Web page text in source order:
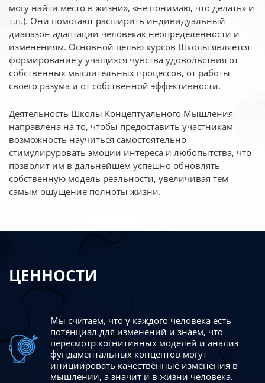
могу найти место в жизни», «не понимаю, что делать» и
т.п.). Они помогают расширить индивидуальный
диапазон адаптации человекак неопределенности и
изменениям. Основной целью курсов Школы является
формирование у учащихся чувства удовольствия от
собственных мыслительных процессов, от работы
своего разума и от собственной эффективности.
Деятельность Школы Концептуального Мышления
направлена на то, чтобы предоставить участникам
возможность научиться самостоятельно
стимулируровать эмоции интереса и любопытства, что
позволит им в дальнейшем успешно обновлять
собственную модель реальности, увеличивая тем
самым ощущение полноты жизни.
ЦЕННОСТИ
Мы считаем, что у каждого человека есть
потенциал для изменений и знаем, что
пересмотр когнитивных моделей и анализ
фундаментальных концептов могут
инициировать качественные изменения в
мышлении, а значит и в жизни человека.